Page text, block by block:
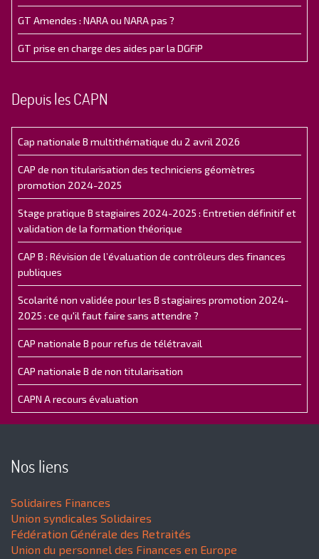
GT Amendes : NARA ou NARA pas ?
GT prise en charge des aides par la DGFiP
Depuis les CAPN
Cap nationale B multithématique du 2 avril 2026
CAP de non titularisation des techniciens géomètres
promotion 2024-2025
Stage pratique B stagiaires 2024-2025 : Entretien définitif et
validation de la formation théorique
CAP B : Révision de l’évaluation de contrôleurs des finances
publiques
Scolarité non validée pour les B stagiaires promotion 2024-
2025 : ce qu'il faut faire sans attendre ?
CAP nationale B pour refus de télétravail
CAP nationale B de non titularisation
CAPN A recours évaluation
Nos liens
Solidaires Finances
Union syndicales Solidaires
Fédération Générale des Retraités
Union du personnel des Finances en Europe